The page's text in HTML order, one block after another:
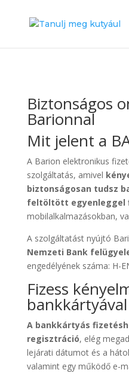
Biztonságos
Barionnal
Mit jelent a
A Barion elektronikus
szolgáltatás, amivel
biztonságosan tudsz
feltöltött egyenleggel
mobilalkalmazásokban,
A szolgáltatást nyújtó
Nemzeti Bank
engedélyének száma: H-
Fizess
bankkártyával
A bankkártyás
regisztráció, elég
lejárati dátumot és a
valamint egy működő e-